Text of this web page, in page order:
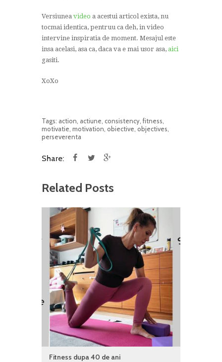
Versiunea video a acestui articol exista, nu
tocmai identica, pentruu ca deh, in video
intervine inspiratia de moment. Mesajul este
insa acelasi, asa ca, daca va e mai usor asa, aici
gasiti.
XoXo
Tags: action actiune consistency ,fitness
motivatie motivation obiective objectives
perseverenta
Share:
Related Posts
Fitness dupa 40 de ani